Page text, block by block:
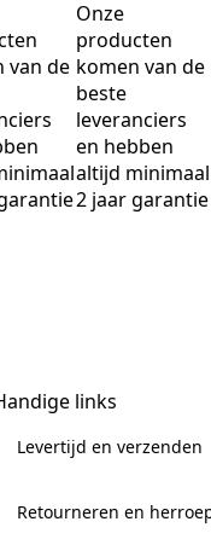
van de
Onze
producten
komen van de
beste
leveranciers
en hebben
altijd minimaal
2 jaar garantie
links
Levertijd en verzenden
Retourneren en